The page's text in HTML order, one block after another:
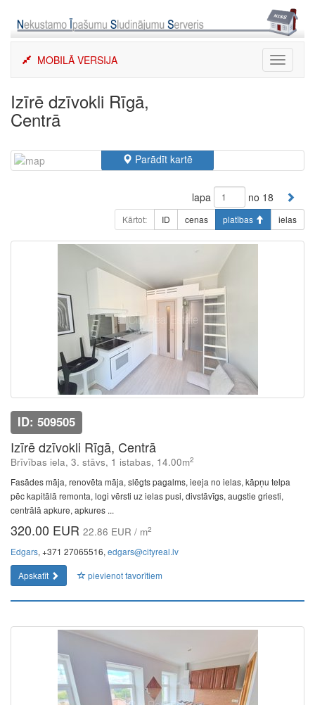
content
Toggle
MOBILĀ VERSIJA
Izīrē dzīvokli Rīgā,
Centrā
Parādīt kartē
lapa no 18
Kārtot: ID cenas platības ielas
ID: 509505
Izīrē dzīvokli Rīgā, Centrā
Brīvības iela, 3. stāvs, 1 istabas, 14.00m2
Fasādes māja, renovēta māja, slēgts pagalms, ieeja no ielas, kāpņu telpa
pēc kapitālā remonta, logi vērsti uz ielas pusi, divstāvīgs, augstie griesti,
centrālā apkure, apkures ...
320.00 EUR 22.86 EUR / m2
Edgars, +371 27065516, edgars@cityreal.lv
Apskatīt
pievienot favorītiem